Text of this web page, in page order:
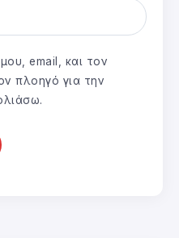
email, και τον
πλοηγό για την